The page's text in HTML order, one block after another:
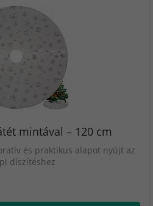
mintával – 120 cm
és praktikus alapot nyújt az
díszítéshez